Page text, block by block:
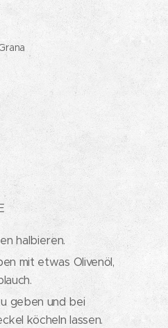
halbieren.
mit etwas Olivenöl,
geben und bei
köcheln lassen.